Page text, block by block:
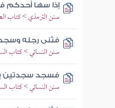
إذا سها أحدكم
سنن الترمذي > كتاب
فثنى رجله وسجد
سنن النسائي > كتاب
فسجد سجدتين
سنن النسائي > كتاب